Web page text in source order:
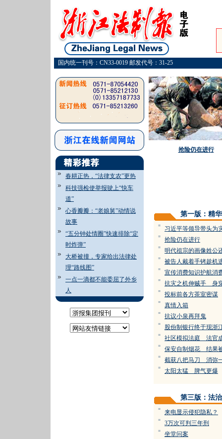
国内统一刊号：CN33-0019 邮发代号：31-25
春耕正热，“法律支农”更热
科技强检使举报驶上“快车
道”
心香瓣瓣：“老娘舅”动情说
故事
“五分钟处情圈”快速排除“定
时炸弹”
大桥被撞，专家给出法律处
理“路线图”
一点一滴都不能委屈了外乡
人
抢险仍在进行
第一版：精
= 习近平等领导带头为
= 抢险仍在进行
= 明代祖宗的画像姓公
= 被告人戴着手铐趁机
= 宣传消费知识护航消
= 抗灾之机伸贼手 身
= 投标前各方茶室密谋
= 真情入箱
= 抗议小泉再拜鬼
= 股份制银行终于现浙
= 社区模拟法庭 法官
= 保安自制烟花 结果
= 截获八把马刀 消弥
= 太阳太猛 脾气更爆
第三版：法
= 来电显示侵犯隐私？
= 3万次可判三年刑
= 坐堂问案